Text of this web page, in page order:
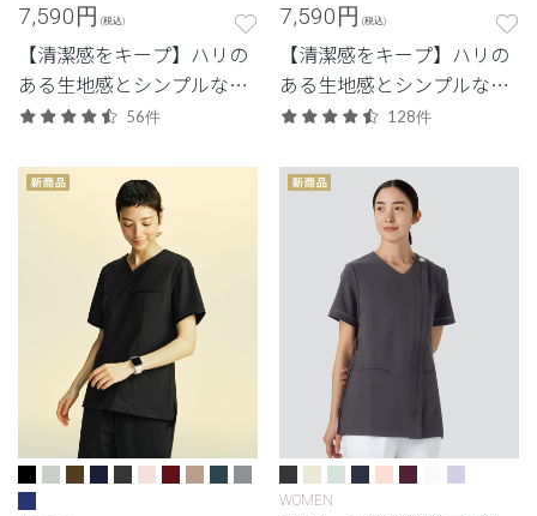
7,590円 (税込)
【清潔感をキープ】ハリの
ある生地感とシンプルなデ
ザイン。清潔感と快適さに
ル。
56件
7,590円 (税込)
【清潔感をキープ】ハリの
ある生地感とシンプルなデ
ザイン。清潔感と快適さに
ル。
128件
WOMEN